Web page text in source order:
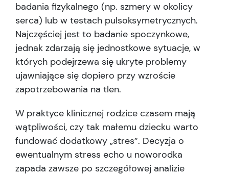
badania fizykalnego (np. szmery w okolicy
serca) lub w testach pulsoksymetrycznych.
Najczęściej jest to badanie spoczynkowe,
jednak zdarzają się jednostkowe sytuacje, w
których podejrzewa się ukryte problemy
ujawniające się dopiero przy wzroście
zapotrzebowania na tlen.
W praktyce klinicznej rodzice czasem mają
wątpliwości, czy tak małemu dziecku warto
fundować dodatkowy „stres”. Decyzja o
ewentualnym stress echo u noworodka
zapada zawsze po szczegółowej analizie